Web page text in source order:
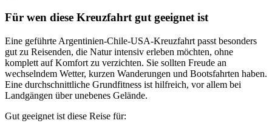
Für wen diese Kreuzfahrt gut geeignet ist
Eine geführte Argentinien-Chile-USA-Kreuzfahrt passt besonders
gut zu Reisenden, die Natur intensiv erleben möchten, ohne
komplett auf Komfort zu verzichten. Sie sollten Freude an
wechselndem Wetter, kurzen Wanderungen und Bootsfahrten haben.
Eine durchschnittliche Grundfitness ist hilfreich, vor allem bei
Landgängen über unebenes Gelände.
Gut geeignet ist diese Reise für: